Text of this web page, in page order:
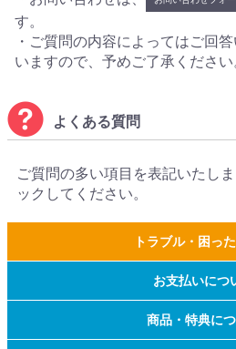
す。
・ご質問の内容によってはご回
いますので、予めご了承ください
よくある質問
ご質問の多い項目を表記いたし
ックしてください。
トラブル・困っ
お支払いにつ
商品・特典に